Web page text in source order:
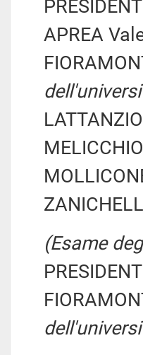
APREA
(Esame